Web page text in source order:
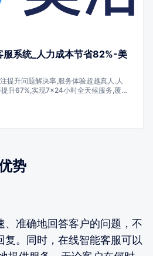
服系统_人力成本节省82%-美
提升问题解决率,服务体验超越真人.人
升67%,实现7×24小时全天候服务,覆盖
势
、准确地回答客户的问题，不
复。同时，在线智能客服可以